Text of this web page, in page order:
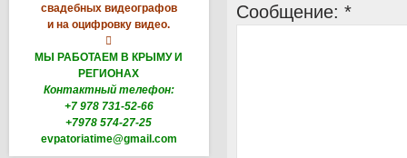
свадебных видеографов
и на оцифровку видео.

МЫ РАБОТАЕМ В КРЫМУ И
РЕГИОНАХ
Контактный телефон:
+7 978 731-52-66
+7978 574-27-25
evpatoriatime@gmail.com
Сообщение: *